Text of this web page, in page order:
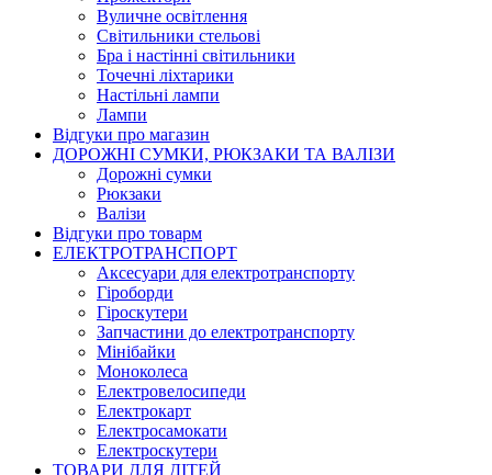
Вуличне освітлення
Світильники стельові
Бра і настінні світильники
Точечні ліхтарики
Настільні лампи
Лампи
Відгуки про магазин
ДОРОЖНІ СУМКИ, РЮКЗАКИ ТА ВАЛІЗИ
Дорожні сумки
Рюкзаки
Валізи
Відгуки про товарм
ЕЛЕКТРОТРАНСПОРТ
Аксесуари для електротранспорту
Гіроборди
Гіроскутери
Запчастини до електротранспорту
Мінібайки
Моноколеса
Електровелосипеди
Електрокарт
Електросамокати
Електроскутери
ТОВАРИ ДЛЯ ДІТЕЙ